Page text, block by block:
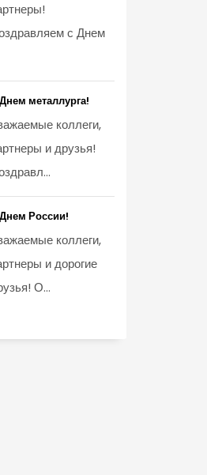
с Днем
металлурга!
коллеги,
и друзья!
России!
коллеги,
и дорогие
О...